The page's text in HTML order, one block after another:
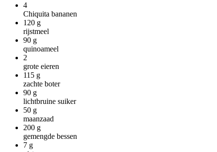
4
Chiquita bananen
120 g
rijstmeel
90 g
quinoameel
2
grote eieren
115 g
zachte boter
90 g
lichtbruine suiker
50 g
maanzaad
200 g
gemengde bessen
7 g